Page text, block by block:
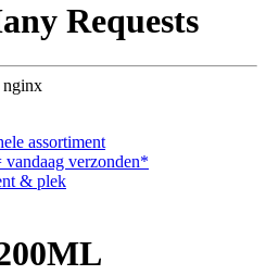
Requests
nginx
assortiment
vandaag verzonden*
& plek